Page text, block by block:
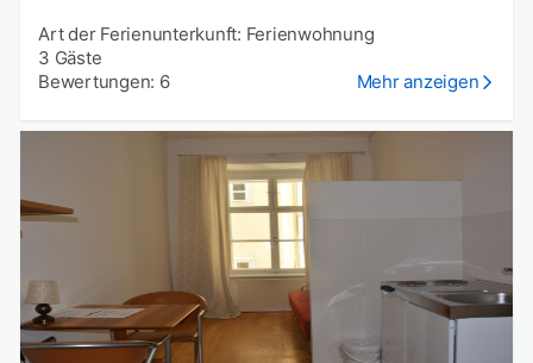
Art der Ferienunterkunft: Ferienwohnung
3 Gäste
Bewertungen: 6
Mehr anzeigen